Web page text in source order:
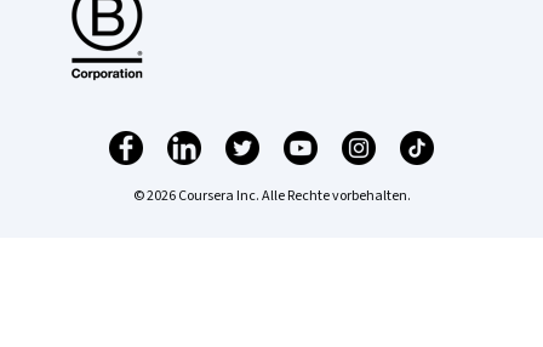
© 2026 Coursera Inc. Alle Rechte vorbehalten.